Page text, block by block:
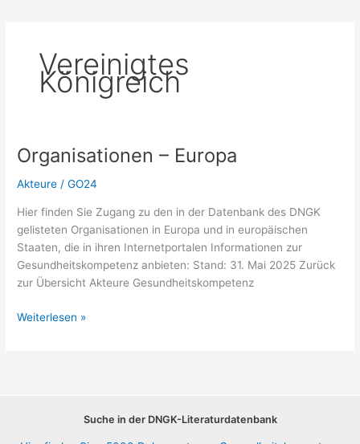
Vereinigtes
Königreich
Organisationen – Europa
Akteure /GO24
Hier finden Sie Zugang zu den in der Datenbank des DNGK
gelisteten Organisationen in Europa und in europäischen
Staaten, die in ihren Internetportalen Informationen zur
Gesundheitskompetenz anbieten: Stand: 31. Mai 2025 Zurück
zur Übersicht Akteure Gesundheitskompetenz
Organisationen
Weiterlesen »
Suche in der DNGK-Literaturdatenbank